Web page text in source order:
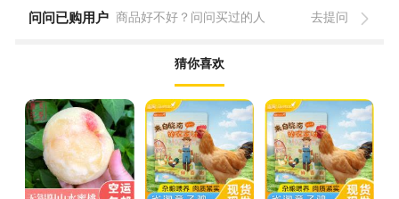
问问已购用户 商品好不好？问问买过的人 去提问
猜你喜欢